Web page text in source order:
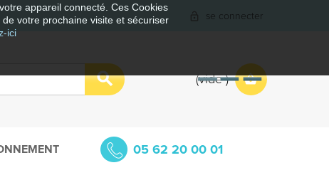
appareil connecté. Ces Cookies
votre prochaine visite et sécuriser
ici
se connecter
vide
05 62 20 00 01